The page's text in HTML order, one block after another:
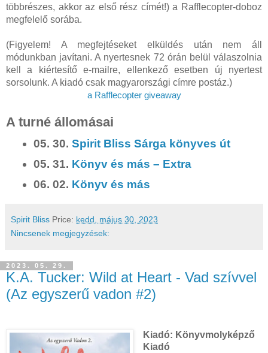
többrészes, akkor az első rész címét!) a Rafflecopter-doboz
megfelelő sorába.
(Figyelem! A megfejtéseket elküldés után nem áll
módunkban javítani. A nyertesnek 72 órán belül válaszolnia
kell a kiértesítő e-mailre, ellenkező esetben új nyertest
sorsolunk. A kiadó csak magyarországi címre postáz.)
a Rafflecopter giveaway
A turné állomásai
05. 30.Spirit Bliss Sárga könyves út
05. 31. Könyv és más – Extra
06. 02. Könyv és más
Spirit Bliss Price: kedd, május 30, 2023
Nincsenek megjegyzések:
2023. 05. 29.
K.A. Tucker: Wild at Heart - Vad szívvel
(Az egyszerű vadon #2)
Kiadó: Könyvmolyképző
Kiadó